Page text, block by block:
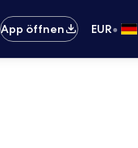
App öffnen EUR•